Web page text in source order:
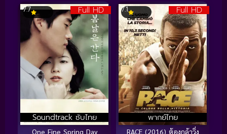
Full HD
Soundtrack ซับไทย
7.7
One Fine Spring Day
Full HD
พากย์ไทย
7.1
RACE (2016) ต้องกล้าวิ่ง